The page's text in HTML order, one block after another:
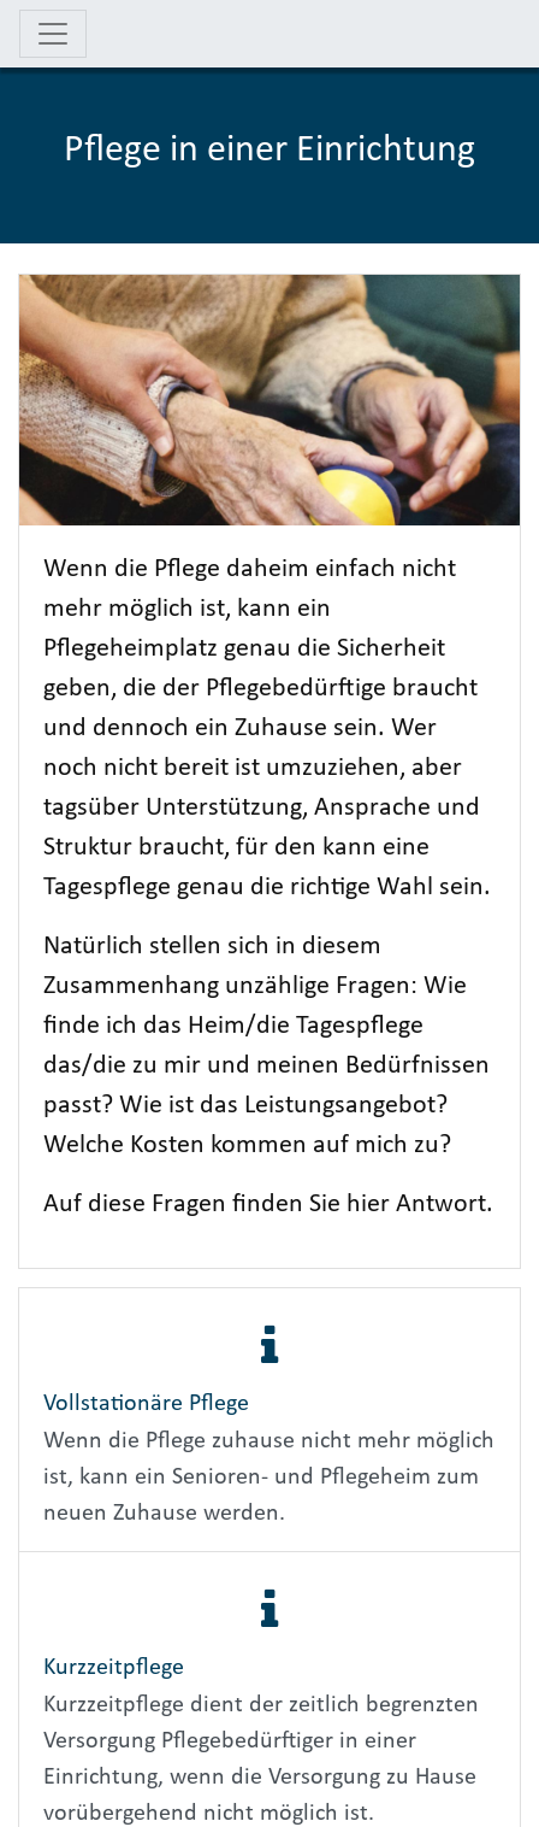
Pflege in einer Einrichtung
Wenn die Pflege daheim einfach nicht
mehr möglich ist, kann ein
Pflegeheimplatz genau die Sicherheit
geben, die der Pflegebedürftige braucht
und dennoch ein Zuhause sein. Wer
noch nicht bereit ist umzuziehen, aber
tagsüber Unterstützung, Ansprache und
Struktur braucht, für den kann eine
Tagespflege genau die richtige Wahl sein.
Natürlich stellen sich in diesem
Zusammenhang unzählige Fragen: Wie
finde ich das Heim/die Tagespflege
das/die zu mir und meinen Bedürfnissen
passt? Wie ist das Leistungsangebot?
Welche Kosten kommen auf mich zu?
Auf diese Fragen finden Sie hier Antwort.
Vollstationäre Pflege
Wenn die Pflege zuhause nicht mehr möglich
ist, kann ein Senioren- und Pflegeheim zum
neuen Zuhause werden.
Kurzzeitpflege
Kurzzeitpflege dient der zeitlich begrenzten
Versorgung Pflegebedürftiger in einer
Einrichtung, wenn die Versorgung zu Hause
vorübergehend nicht möglich ist.